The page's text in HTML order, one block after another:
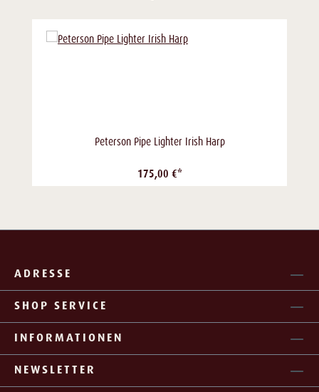
Peterson Pipe Lighter Irish Harp
175,00 €*
ADRESSE
SHOP SERVICE
INFORMATIONEN
NEWSLETTER